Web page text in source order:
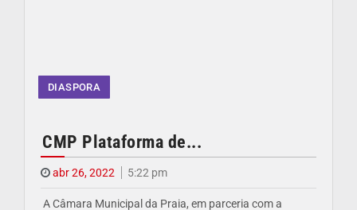
DIASPORA
CMP Plataforma de...
abr 26, 2022 5:22 pm
A Câmara Municipal da Praia, em parceria com a